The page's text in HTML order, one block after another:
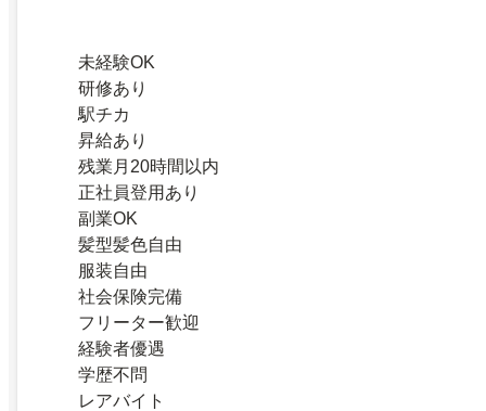
未経験OK
研修あり
駅チカ
昇給あり
残業月20時間以内
正社員登用あり
副業OK
髪型髪色自由
服装自由
社会保険完備
フリーター歓迎
経験者優遇
学歴不問
レアバイト